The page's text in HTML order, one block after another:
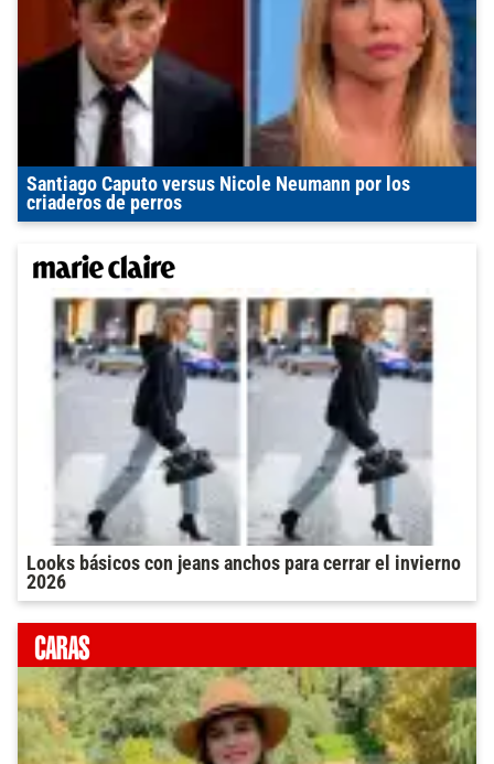
Santiago Caputo versus Nicole Neumann por los
criaderos de perros
Looks básicos con jeans anchos para cerrar el invierno
2026